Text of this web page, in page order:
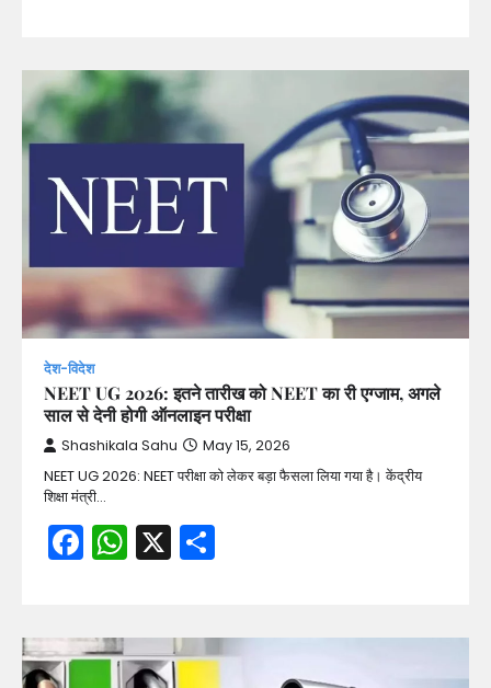
देश-विदेश
NEET UG 2026: इतने तारीख को NEET का री एग्जाम, अगले
साल से देनी होगी ऑनलाइन परीक्षा
Shashikala Sahu May 15, 2026
NEET UG 2026: NEET परीक्षा को लेकर बड़ा फैसला लिया गया है। केंद्रीय
शिक्षा मंत्री…
Facebook
WhatsApp
X